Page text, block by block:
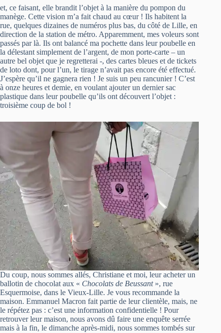
et, ce faisant, elle brandit l’objet à la manière du pompon du
manège. Cette vision m’a fait chaud au cœur ! Ils habitent la
rue, quelques dizaines de numéros plus bas, du côté de Lille, en
direction de la station de métro. Apparemment, mes voleurs sont
passés par là. Ils ont balancé ma pochette dans leur poubelle en
la délestant simplement de l’argent, de mon porte-carte – un
autre bel objet que je regretterai -, des cartes bleues et de tickets
de loto dont, pour l’un, le tirage n’avait pas encore été effectué.
J’espère qu’il ne gagnera rien ! Je suis un peu rancunier ! C’est
à onze heures et demie, en voulant ajouter un dernier sac
plastique dans leur poubelle qu’ils ont découvert l’objet :
troisième coup de bol !
Du coup, nous sommes allés, Christiane et moi, leur acheter un
ballotin de chocolat aux « Chocolats de Beussant», rue
Esquermoise, dans le Vieux-Lille. Je vous recommande la
maison. Emmanuel Macron fait partie de leur clientèle, mais, ne
le répétez pas : c’est une information confidentielle ! Pour
retrouver leur maison, nous avons dû faire une enquête serrée
mais à la fin, le dimanche après-midi, nous sommes tombés sur